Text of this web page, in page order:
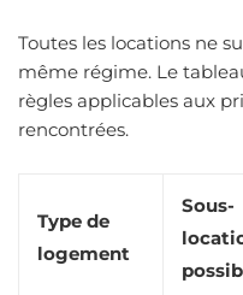
Toutes les locations ne
même régime. Le
règles applicables aux
rencontrées.
Type de
logement
Sous-